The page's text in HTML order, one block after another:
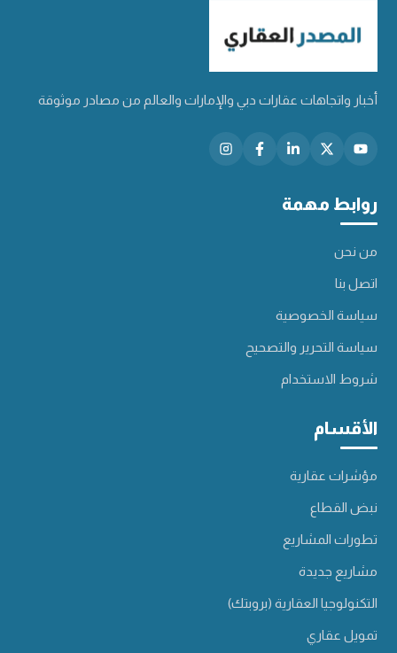
أخبار واتجاهات عقارات دبي والإمارات والعالم من مصادر موثوقة
روابط مهمة
من نحن
اتصل بنا
سياسة الخصوصية
سياسة التحرير والتصحيح
شروط الاستخدام
الأقسام
مؤشرات عقارية
نبض القطاع
تطورات المشاريع
مشاريع جديدة
التكنولوجيا العقارية (بروبتك)
تمويل عقاري